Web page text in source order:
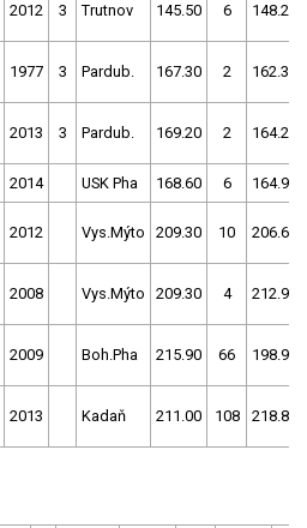
2012 3 Trutnov 145.50 6 148.20
1977 3 Pardub. 167.30 2 162.30
2013 3 Pardub. 169.20 2 164.20
2014 USK Pha 168.60 6 164.90
2012 Vys.Mýto 209.30 10 206.60
2008 Vys.Mýto 209.30 4 212.90
2009 Boh.Pha 215.90 66 198.90
2013 Kadaň 211.00 108 218.80